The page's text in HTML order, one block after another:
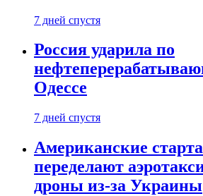
7 дней спустя
Россия ударила по
Одессе
7 дней спустя
Американские
переделают
дроны из-за Украины